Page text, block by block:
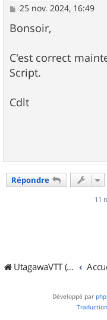
M
s
s
g
e
25 nov. 2024, 16:49
Bonsoir,
C'est correct
Script.
Cdlt
Répondre
11
UtagawaVTT (Randos VTT et VTTAE avec traces GPS)
Développé par